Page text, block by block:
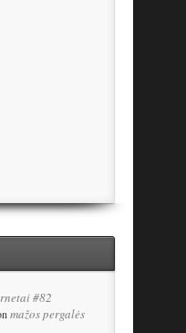
#82
mažos pergalės